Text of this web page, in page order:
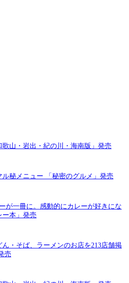
歌山・岩出・紀の川・海南版」発売
ル秘メニュー 「秘密のグルメ」発売
が一冊に。感動的にカレーが好きにな
ー本」発売
・そば、ラーメンのお店を213店舗掲
売